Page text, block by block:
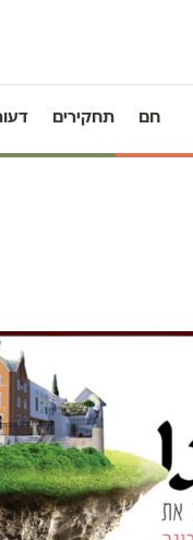
חם תחקירים